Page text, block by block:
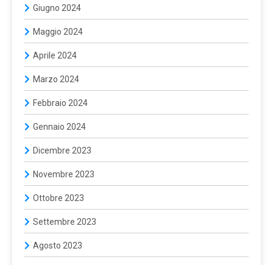
Giugno 2024
Maggio 2024
Aprile 2024
Marzo 2024
Febbraio 2024
Gennaio 2024
Dicembre 2023
Novembre 2023
Ottobre 2023
Settembre 2023
Agosto 2023